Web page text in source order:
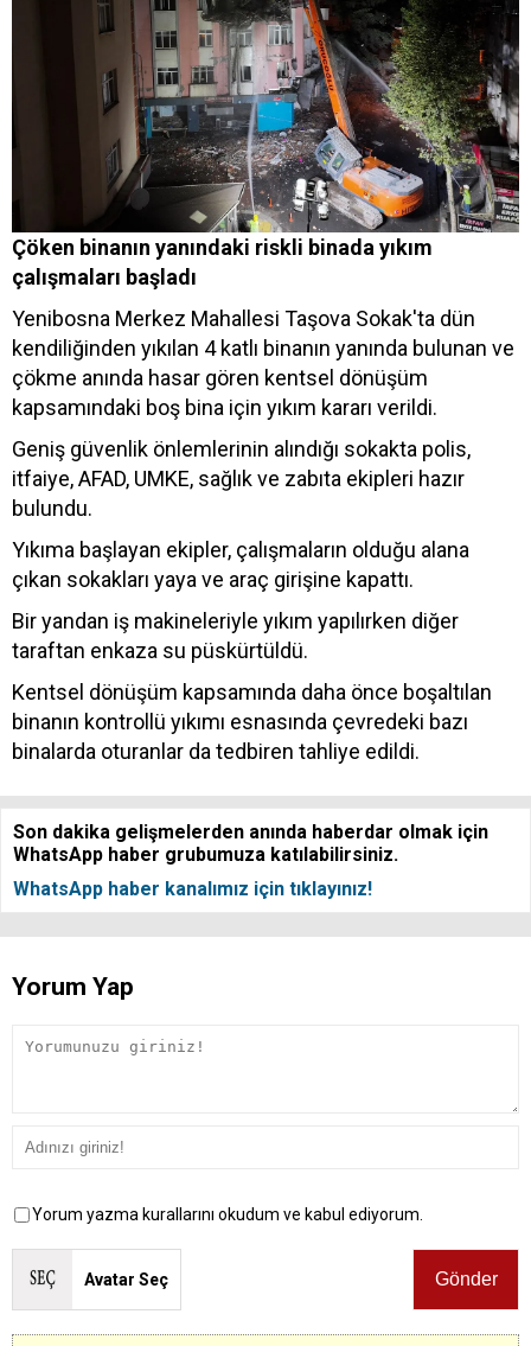
Çöken binanın yanındaki riskli binada yıkım
çalışmaları başladı
Yenibosna Merkez Mahallesi Taşova Sokak'ta dün
kendiliğinden yıkılan 4 katlı binanın yanında bulunan ve
çökme anında hasar gören kentsel dönüşüm
kapsamındaki boş bina için yıkım kararı verildi.
Geniş güvenlik önlemlerinin alındığı sokakta polis,
itfaiye, AFAD, UMKE, sağlık ve zabıta ekipleri hazır
bulundu.
Yıkıma başlayan ekipler, çalışmaların olduğu alana
çıkan sokakları yaya ve araç girişine kapattı.
Bir yandan iş makineleriyle yıkım yapılırken diğer
taraftan enkaza su püskürtüldü.
Kentsel dönüşüm kapsamında daha önce boşaltılan
binanın kontrollü yıkımı esnasında çevredeki bazı
binalarda oturanlar da tedbiren tahliye edildi.
Son dakika gelişmelerden anında haberdar olmak için
WhatsApp haber grubumuza katılabilirsiniz.
WhatsApp haber kanalımız için tıklayınız!
Yorum Yap
Yorum yazma kurallarını okudum ve kabul ediyorum.
Avatar Seç